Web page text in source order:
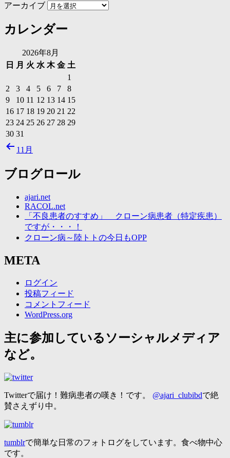
アーカイブ
カレンダー
2026年8月
日
月 火 水 木 金 土
1
2
3 4 5 6 7
8
9
10 11 12 13 14 15
16 17 18 19 20 21 22
23 24 25 26 27 28 29
30 31
11月
ブログロール
ajari.net
RACOL.net
「不良患者のすすめ」 クローン病患者（特定疾患）
ですが・・・！
クローン病～陸トトの今日もOPP
META
ログイン
投稿フィード
コメントフィード
WordPress.org
主に参加しているソーシャルメディア
など。
Twitterで届け！難病患者の嘆き！です。 @ajari_clubibdで絶
賛さえずり中。
tumblrで簡単な日常のフォトログをしています。食べ物中心
です。